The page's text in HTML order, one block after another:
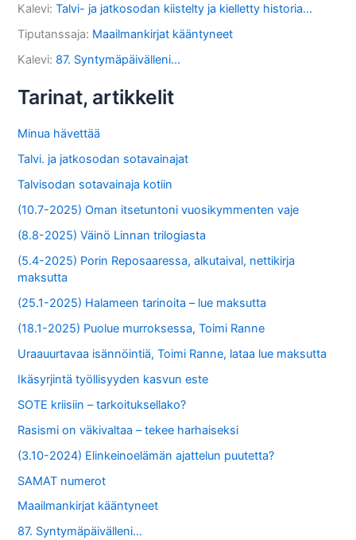
Kalevi:Talvi- ja jatkosodan kiistelty ja kielletty historia…
Tiputanssaja: Maailmankirjat kääntyneet
Kalevi: 87. Syntymäpäivälleni…
Tarinat, artikkelit
Minua hävettää
Talvi. ja jatkosodan sotavainajat
Talvisodan sotavainaja kotiin
(10.7-2025) Oman itsetuntoni vuosikymmenten vaje
(8.8-2025) Väinö Linnan trilogiasta
(5.4-2025) Porin Reposaaressa, alkutaival, nettikirja
maksutta
(25.1-2025) Halameen tarinoita – lue maksutta
(18.1-2025) Puolue murroksessa, Toimi Ranne
Uraauurtavaa isännöintiä, Toimi Ranne, lataa lue maksutta
Ikäsyrjintä työllisyyden kasvun este
SOTE kriisiin – tarkoituksellako?
Rasismi on väkivaltaa – tekee harhaiseksi
(3.10-2024) Elinkeinoelämän ajattelun puutetta?
SAMAT numerot
Maailmankirjat kääntyneet
87. Syntymäpäivälleni…